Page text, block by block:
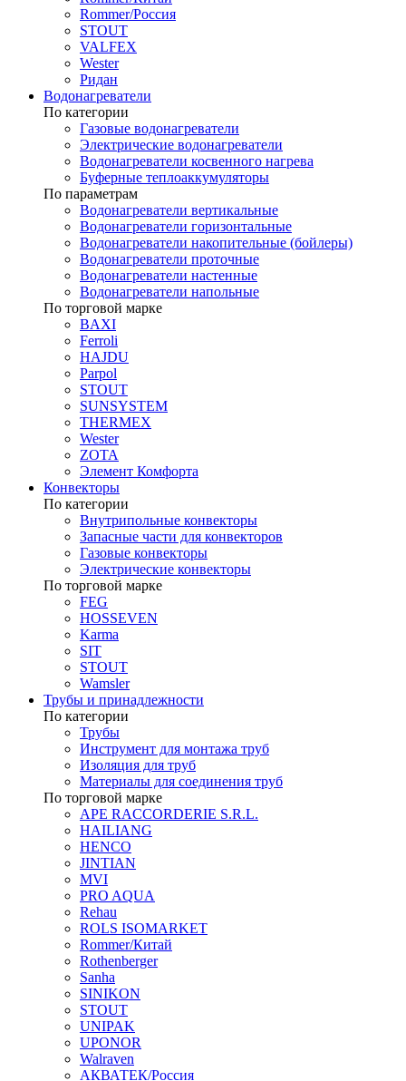
Rommer/Россия
STOUT
VALFEX
Wester
Ридан
Водонагреватели
По категории
Газовые водонагреватели
Электрические водонагреватели
Водонагреватели косвенного нагрева
Буферные теплоаккумуляторы
По параметрам
Водонагреватели вертикальные
Водонагреватели горизонтальные
Водонагреватели накопительные (бойлеры)
Водонагреватели проточные
Водонагреватели настенные
Водонагреватели напольные
По торговой марке
BAXI
Ferroli
HAJDU
Parpol
STOUT
SUNSYSTEM
THERMEX
Wester
ZOTA
Элемент Комфорта
Конвекторы
По категории
Внутрипольные конвекторы
Запасные части для конвекторов
Газовые конвекторы
Электрические конвекторы
По торговой марке
FEG
HOSSEVEN
Karma
SIT
STOUT
Wamsler
Трубы и принадлежности
По категории
Трубы
Инструмент для монтажа труб
Изоляция для труб
Материалы для соединения труб
По торговой марке
APE RACCORDERIE S.R.L.
HAILIANG
HENCO
JINTIAN
MVI
PRO AQUA
Rehau
ROLS ISOMARKET
Rommer/Китай
Rothenberger
Sanha
SINIKON
STOUT
UNIPAK
UPONOR
Walraven
АКВАТЕК/Россия